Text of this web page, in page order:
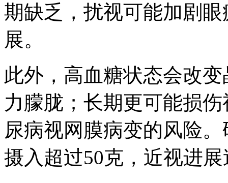
期缺乏，扰视可能加剧
展。
此外，高血糖状态会改
力朦胧；长期更可能损
尿病视网膜病变的风险
摄入超过50克，近视进